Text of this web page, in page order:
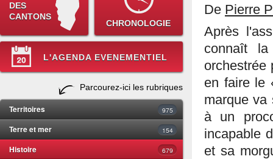
DES
CANTONS
CHRONOLOGIE
L'AGENDA EVENEMENTIEL
Parcourez-ici les rubriques
Territoires 975
Terre et mer 154
Histoire 679
De Pierre
Après
connaît
orchestrée
en faire le
marque va
à un
incapable
et sa